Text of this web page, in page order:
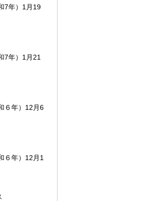
7年）1月19
7年）1月21
６年）12月6
６年）12月1